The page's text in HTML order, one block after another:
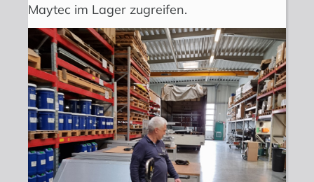
Maytec im Lager zugreifen.